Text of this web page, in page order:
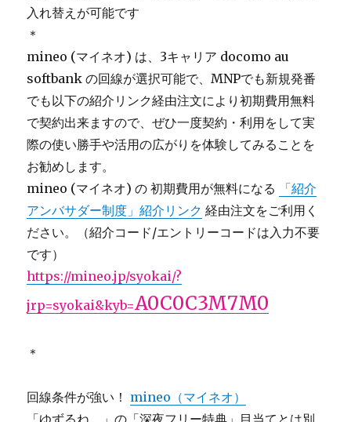
入れ替えが可能です
＊
mineo (マイネオ) は、3キャリア docomo au
softbank の回線が選択可能で、MNPでも新規発番
でも以下の紹介リンク経由注文により初期費用無料
で契約出来ますので、ぜひ一度契約・利用をして実
際の使い勝手や活用の広がりを体験してみることを
お勧めします。
mineo (マイネオ) の 初期費用が無料になる
「紹介
アンバサダー制度」紹介リンク 経由注文をご利用く
ださい。（紹介コード/エントリーコードは入力不要
です）
https://mineo.jp/syokai/?
jrp=syokai&kyb=A0C0C3M7M0
＊
回線条件が強い！ mineo（マイネオ）